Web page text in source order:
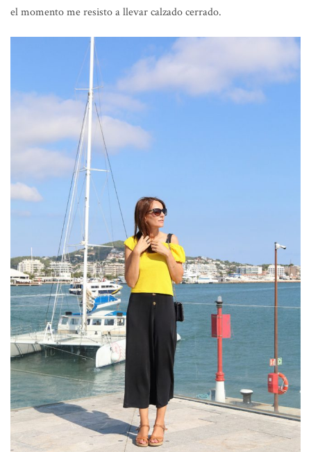
el momento me resisto a llevar calzado cerrado.